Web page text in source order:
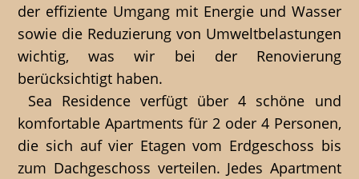
der effiziente Umgang mit Energie und Wasser
sowie die Reduzierung von Umweltbelastungen
wichtig, was wir bei der Renovierung
berücksichtigt haben.
Sea Residence verfügt über 4 schöne und
komfortable Apartments für 2 oder 4 Personen,
die sich auf vier Etagen vom Erdgeschoss bis
zum Dachgeschoss verteilen. Jedes Apartment